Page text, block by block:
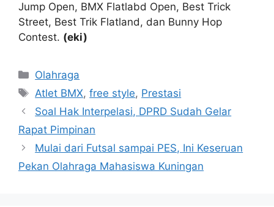
Jump Open, BMX Flatlabd Open, Best Trick
Street, Best Trik Flatland, dan Bunny Hop
Contest. (eki)
Kategori
Olahraga
Tag
Atlet BMX,free style, Prestasi
Soal Hak Interpelasi, DPRD Sudah Gelar
Rapat Pimpinan
Mulai dari Futsal sampai PES, Ini Keseruan
Pekan Olahraga Mahasiswa Kuningan